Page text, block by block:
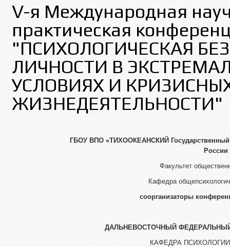
V-я Международная
практическая
"ПСИХОЛОГИЧЕСКАЯ
ЛИЧНОСТИ В
УСЛОВИЯХ И
ЖИЗНЕДЕЯТЕЛЬНОСТИ"
ГБОУ ВПО «ТИХООКЕАНСКИЙ Государственный
России
Факультет
Кафедра
соорганизаторы
ДАЛЬНЕВОСТОЧНЫЙ ФЕДЕРАЛЬНЫЙ
КАФЕДРА ПСИХОЛОГИИ